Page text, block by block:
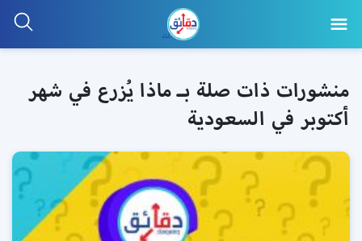
منشورات ذات صلة بـ ماذا يُزرع في شهر
أكتوبر في السعودية